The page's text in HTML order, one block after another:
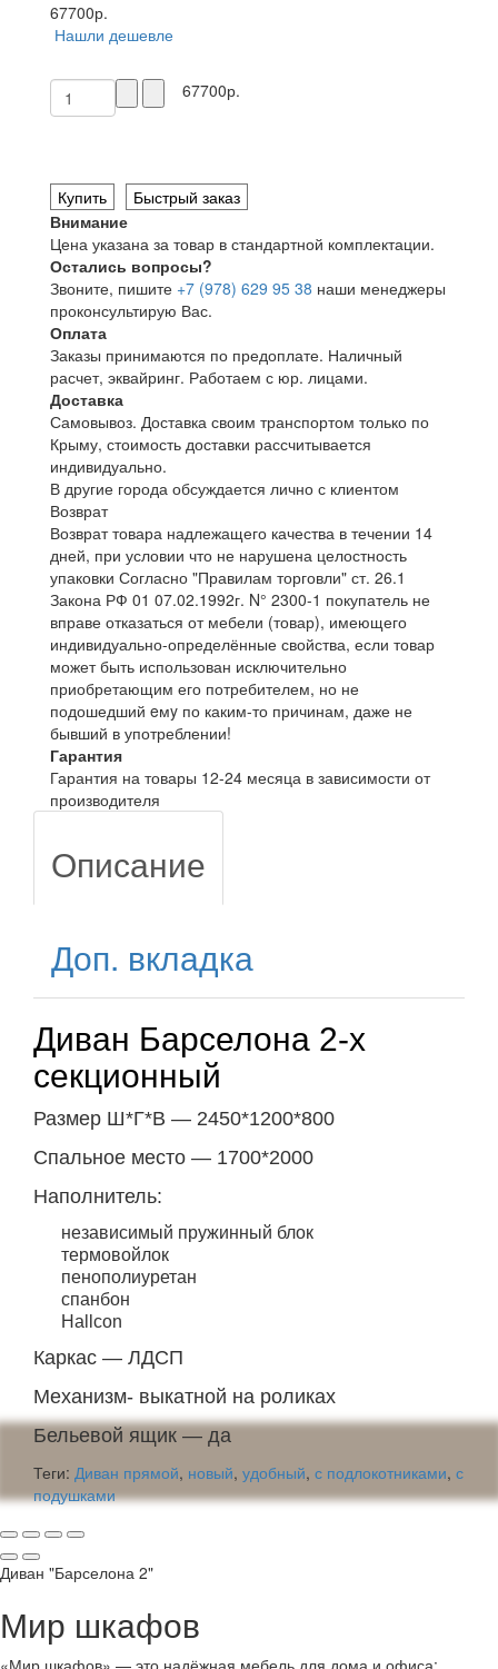
67700р.
Нашли дешевле
67700р.
Купить
Быстрый заказ
Внимание
Цена указана за товар в стандартной комплектации.
Остались вопросы?
Звоните, пишите +7 (978) 629 95 38 наши менеджеры
проконсультирую Вас.
Оплата
Заказы принимаются по предоплате. Наличный
расчет, эквайринг. Работаем с юр. лицами.
Доставка
Самовывоз. Доставка своим транспортом только по
Крыму, стоимость доставки рассчитывается
индивидуально.
В другие города обсуждается лично с клиентом
Возврат
Возврат товара надлежащего качества в течении 14
дней, при условии что не нарушена целостность
упаковки Согласно "Правилам торговли" ст. 26.1
Закона РФ 01 07.02.1992г. N° 2300-1 покупатель не
вправе отказаться от мебели (товар), имеющего
индивидуально-определённые свойства, если товар
может быть использован исключительно
приобретающим его потребителем, но не
подошедший eмy по каким-то причинам, даже не
бывший в употреблении!
Гарантия
Гарантия на товары 12-24 месяца в зависимости от
производителя
Описание
Доп. вкладка
Диван Барселона 2-х
секционный
Размер Ш*Г*В — 2450*1200*800
Спальное место — 1700*2000
Наполнитель:
независимый пружинный блок
термовойлок
пенополиуретан
спанбон
Hallcon
Каркас — ЛДСП
Механизм- выкатной на роликах
Бельевой ящик — да
Теги: Диван прямой, новый, удобный, с подлокотниками, с
подушками
Диван "Барселона 2"
Мир шкафов
«Мир шкафов» — это надёжная мебель для дома и офиса: